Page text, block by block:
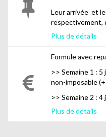
Leur arrivée et
respectivement,
7h30 et 9h et
Nous ne
enfants. Une
sera proposée
Elle a pour but de
permettre à
Plus de détails
Formule avec
>> Semaine 1 :
non-imposable
>> Semaine 2 :
non-imposable (+
Plus de détails